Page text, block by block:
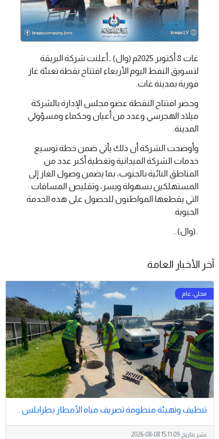
غات 8 أكتوبر 2025م (وال) ـ أعلنت شركة البريقة
لتسويق النفط اليوم الأربعاء افتتاح نقطة تعبئة غاز
فورية بمدينة غات.
وحضر افتتاح النقطة عضو مجلس الإدارة بالشركة
ميلاد الهجرسي وعدد من أعيان وحكماء ومسؤولي
المدينة.
وأوضحت الشركة أن ذلك يأتي ضمن خطة توسيع
خدمات الشركة الميدانية وتغطية أكبر عدد من
المناطق النائية بالجنوب، بما يضمن وصول الغاز إلى
المستهلكين بسهولة ويسر، وتقليص المسافات
التي يقطعها المواطنون للحصول على هذه الخدمة
الحيوية.
..(وال)..
آخر الأخبار العامة
تنظيف وتهيئة منظومة تصريف مياه الأمطار بطرابلس .
نشر بتاريخ:2026-08-08 15:11:09